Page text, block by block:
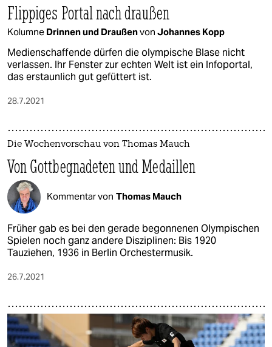
Flippiges Portal nach draußen
Kolumne Drinnen und Draußenvon Johannes Kopp
Medienschaffende dürfen die olympische Blase nicht
verlassen. Ihr Fenster zur echten Welt ist ein Infoportal,
das erstaunlich gut gefüttert ist.
28.7.2021
Die Wochenvorschau von Thomas Mauch
Von Gottbegnadeten und Medaillen
Kommentar von Thomas Mauch
Früher gab es bei den gerade begonnenen Olympischen
Spielen noch ganz andere Disziplinen: Bis 1920
Tauziehen, 1936 in Berlin Orchestermusik.
26.7.2021